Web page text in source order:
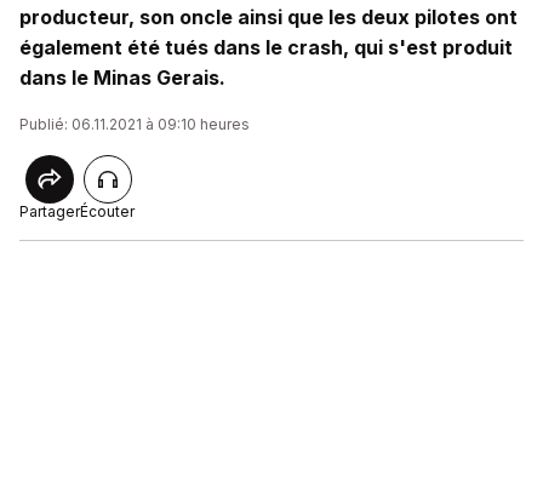
producteur, son oncle ainsi que les deux pilotes ont
également été tués dans le crash, qui s'est produit
dans le Minas Gerais.
Publié: 06.11.2021 à 09:10 heures
PartagerÉcouter